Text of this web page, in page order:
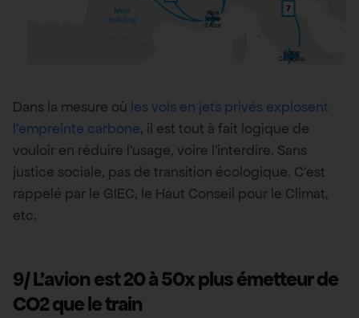
Dans la mesure où les vols en jets privés explosent
l’empreinte carbone, il est tout à fait logique de
vouloir en réduire l’usage, voire l’interdire. Sans
justice sociale, pas de transition écologique. C’est
rappelé par le GIEC, le Haut Conseil pour le Climat,
etc.
9/ L’avion est 20 à 50x plus émetteur de
CO2 que le train